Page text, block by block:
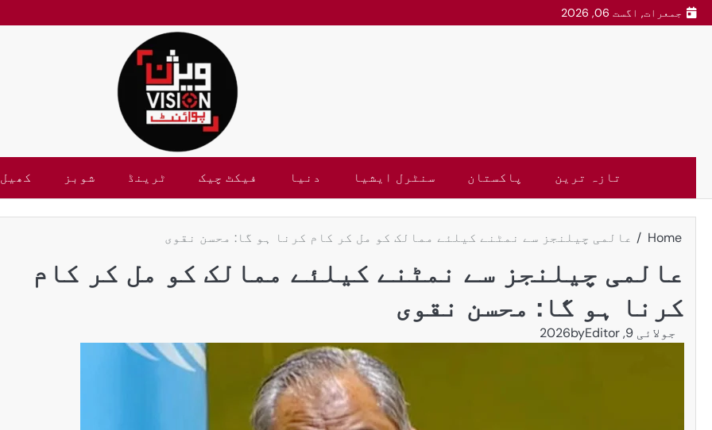
جمعرات, اگست 06, 2026
تازہ ترین پاکستان سنٹرل ایشیا دنیا فیکٹ چیک ٹرینڈ شوبز کھیل
Home عالمی چیلنجز سے نمٹنے کیلئے ممالک کو مل کر کام کرنا ہو گا: محسن نقوی
عالمی چیلنجز سے نمٹنے کیلئے ممالک کو مل کر کام
کرنا ہو گا: محسن نقوی
جولائی 9, 2026 byEditor